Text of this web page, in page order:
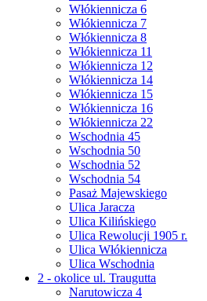
Włókiennicza 6
Włókiennicza 7
Włókiennicza 8
Włókiennicza 11
Włókiennicza 12
Włókiennicza 14
Włókiennicza 15
Włókiennicza 16
Włókiennicza 22
Wschodnia 45
Wschodnia 50
Wschodnia 52
Wschodnia 54
Pasaż Majewskiego
Ulica Jaracza
Ulica Kilińskiego
Ulica Rewolucji 1905 r.
Ulica Włókiennicza
Ulica Wschodnia
2 - okolice ul. Traugutta
Narutowicza 4